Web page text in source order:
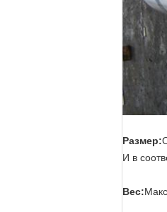
Размер:
И в
Вес: